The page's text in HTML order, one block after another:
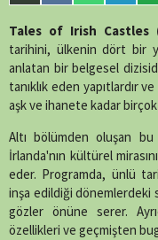
on
X
(Twitter)
on
Facebook
on
WhatsApp
on
Tales of Irish Castles
tarihini, ülkenin dört bir
anlatan bir belgesel
tanıklık eden yapıtlardır
aşk ve ihanete kadar
Altı bölümden oluşan bu
İrlanda'nın kültürel
eder. Programda, ünlü
inşa edildiği dönemlerdeki
gözler önüne serer.
özellikleri ve geçmişten